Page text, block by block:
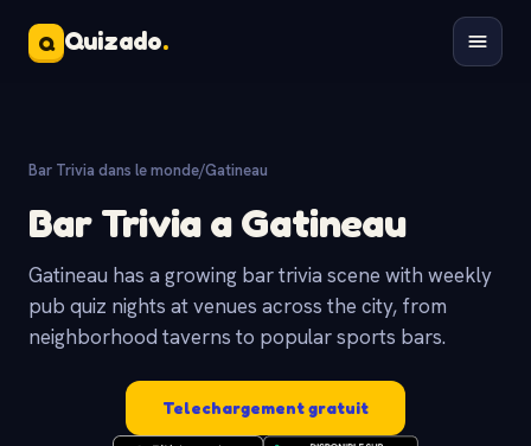
Q Quizado.
Bar Trivia dans le monde/Gatineau
Bar Trivia a Gatineau
Gatineau has a growing bar trivia scene with weekly
pub quiz nights at venues across the city, from
neighborhood taverns to popular sports bars.
Telechargement gratuit